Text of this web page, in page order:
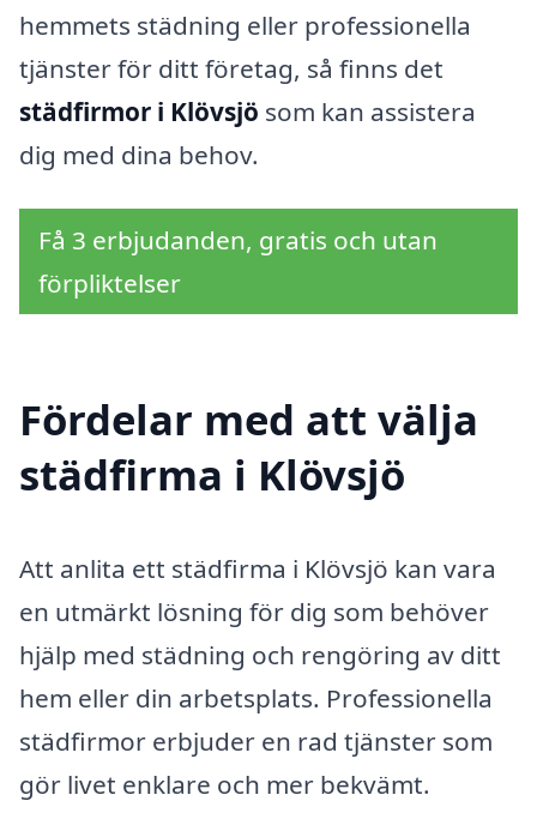
hemmets städning eller professionella
tjänster för ditt företag, så finns det
städfirmor i Klövsjö som kan assistera
dig med dina behov.
Få 3 erbjudanden, gratis och utan
förpliktelser
Fördelar med att välja
städfirma i Klövsjö
Att anlita ett städfirma i Klövsjö kan vara
en utmärkt lösning för dig som behöver
hjälp med städning och rengöring av ditt
hem eller din arbetsplats. Professionella
städfirmor erbjuder en rad tjänster som
gör livet enklare och mer bekvämt.